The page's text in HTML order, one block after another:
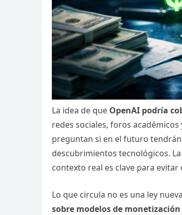
La idea de que OpenAI podría
redes sociales, foros
preguntan si en el futuro
descubrimientos tecnológicos.
contexto real es clave para evitar
Lo que circula no es una ley
sobre modelos de